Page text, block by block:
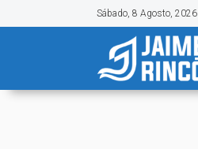
Sábado, 8 Agosto, 2026